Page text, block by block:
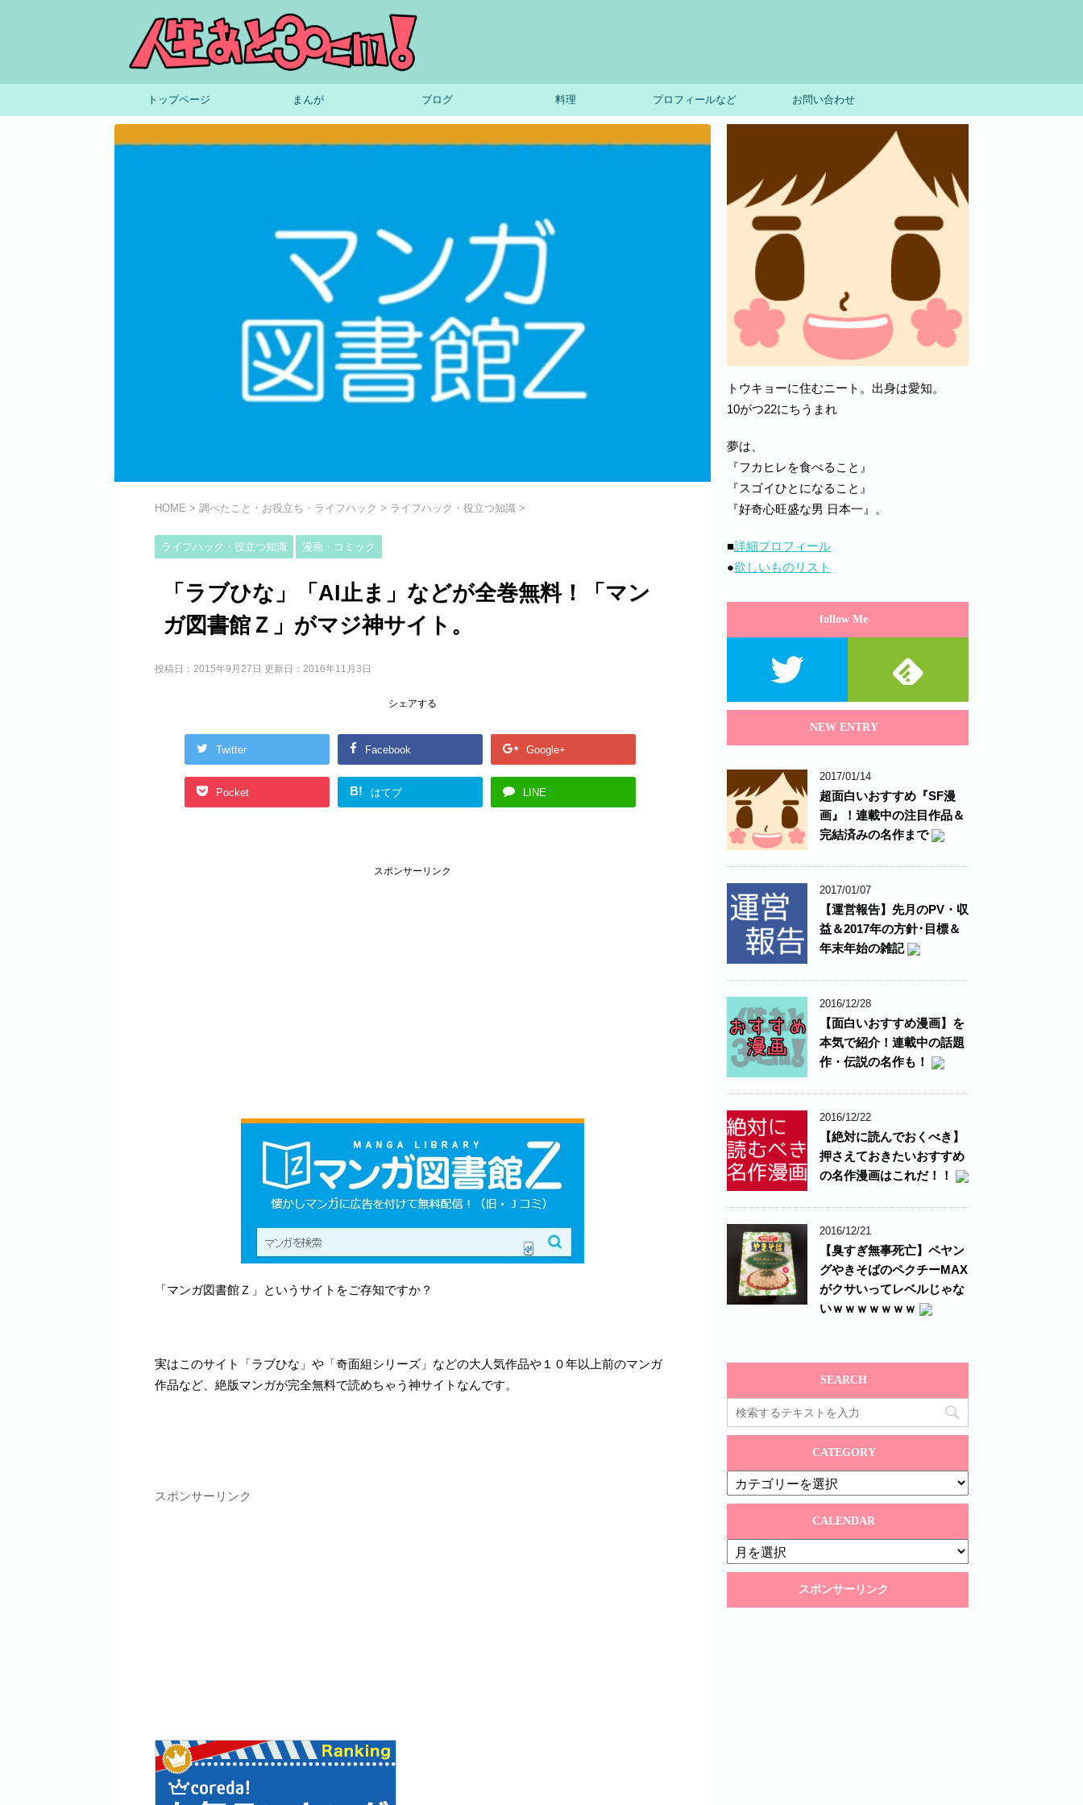
トップページ まんが ブログ 料理 プロフィールなど お問い合わせ
HOME > 調べたこと・お役立ち・ライフハック > ライフハック・役立つ知識 >
ライフハック・役立つ知識 漫画・コミック
「ラブひな」「AI止ま」などが全巻無料！「マン
ガ図書館Ｚ」がマジ神サイト。
投稿日：2015年9月27日 更新日： 2016年11月3日
シェアする
Twitter Facebook Google+
Pocket B! はてブ LINE
スポンサーリンク
「マンガ図書館Ｚ」というサイトをご存知ですか？
実はこのサイト「ラブひな」や「奇面組シリーズ」などの大人気作品や１０年以上前のマンガ
作品など、絶版マンガが完全無料で読めちゃう神サイト なんです。
スポンサーリンク
トウキョーに住むニート。出身は愛知。
10がつ22にちうまれ
夢は、
『フカヒレを食べること』
『スゴイひとになること』
『好奇心旺盛な男 日本一』。
■詳細プロフィール
●欲しいものリスト
follow Me
NEW ENTRY
2017/01/14
超面白いおすすめ『SF漫
画』！連載中の注目作品＆
完結済みの名作まで
2017/01/07
【運営報告】先月のPV・収
益＆2017年の方針･目標＆
年末年始の雑記
2016/12/28
【面白いおすすめ漫画】を
本気で紹介！連載中の話題
作・伝説の名作も！
2016/12/22
【絶対に読んでおくべき】
押さえておきたいおすすめ
の名作漫画はこれだ！！
2016/12/21
【臭すぎ無事死亡】ペヤン
グやきそばのペクチーMAX
がクサいってレベルじゃな
いｗｗｗｗｗｗｗ
SEARCH
CATEGORY
CATEGORY
CALENDAR
CALENDAR
スポンサーリンク